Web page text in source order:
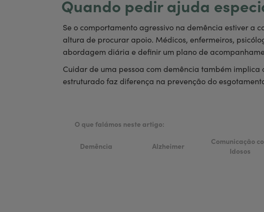
Quando pedir ajuda
Se o comportamento agressivo na demência estiver
altura de procurar apoio. Médicos, enfermeiros,
abordagem diária e definir um plano de
Cuidar de uma pessoa com demência também
estruturado faz diferença na prevenção do
O que falámos neste artigo:
Demência Alzheimer
Comunicação
Idosos